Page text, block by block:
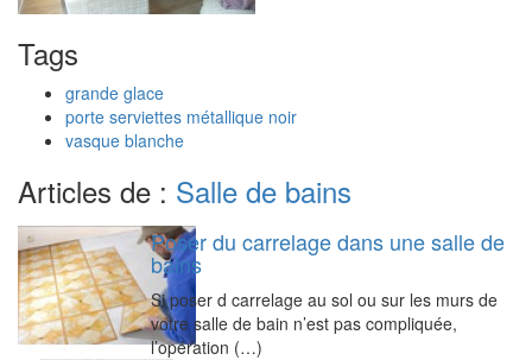
Tags
grande glace
porte serviettes métallique noir
vasque blanche
Articles de : Salle de bains
Poser du carrelage dans une salle de
bains
Si poser d carrelage au sol ou sur les murs de
votre salle de bain n’est pas compliquée,
l’opération (…)